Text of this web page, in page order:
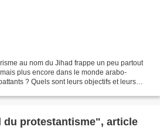
au nom du Jihad frappe un peu partout
plus encore dans le monde arabo-
? Quels sont leurs objectifs et leurs
du protestantisme", article